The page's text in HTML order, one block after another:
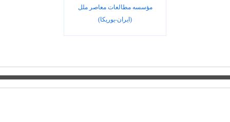
مؤسسه مطالعات معاصر ملل
(ایران-یوریکا)